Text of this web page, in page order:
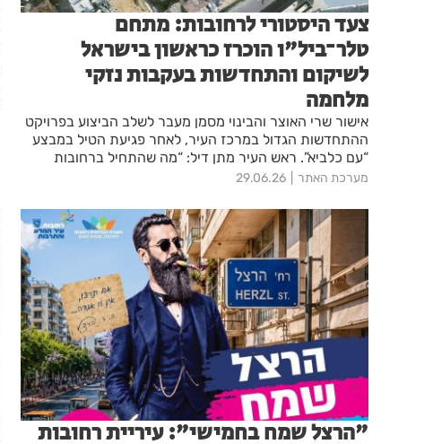
צעד היסטורי לרחובות: מתחם
טלר־ביל"ו הוכרז כראשון בישראל
לשיקום והתחדשות בעקבות נזקי
מלחמה
אישור שרי האוצר והבינוי מסמן מעבר לשלב הביצוע בפרויקט
ההתחדשות הגדול במרכז העיר, לאחר פגיעת הטיל במבצע
“עם כלביא”. ראש העיר מתן דיל: “מה שהתחיל ברחובות
יהפוך למודל לאומי לשיקום מתחמים שנפגעו במלחמה”
מערכת האתר 29.06.26
"הרצל שמח בחמישי": עיריית רחובות